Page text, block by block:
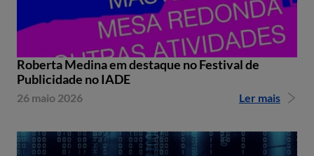
Roberta Medina em destaque no Festival de
Publicidade no IADE
26 maio 2026 Ler mais